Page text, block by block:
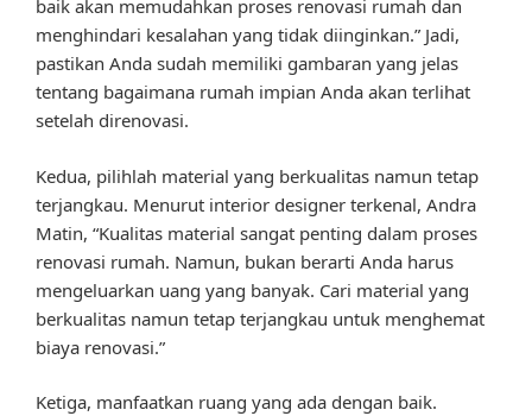
baik akan memudahkan proses renovasi rumah dan
menghindari kesalahan yang tidak diinginkan.” Jadi,
pastikan Anda sudah memiliki gambaran yang jelas
tentang bagaimana rumah impian Anda akan terlihat
setelah direnovasi.
Kedua, pilihlah material yang berkualitas namun tetap
terjangkau. Menurut interior designer terkenal, Andra
Matin, “Kualitas material sangat penting dalam proses
renovasi rumah. Namun, bukan berarti Anda harus
mengeluarkan uang yang banyak. Cari material yang
berkualitas namun tetap terjangkau untuk menghemat
biaya renovasi.”
Ketiga, manfaatkan ruang yang ada dengan baik.